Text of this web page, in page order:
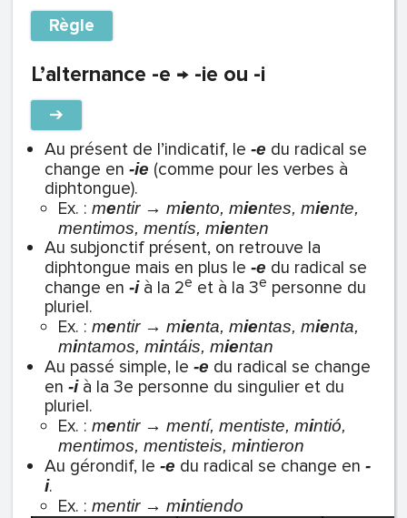
Règle
L’alternance -e → -ie ou -i
➔
Au présent de l’indicatif, le -e du radical se
change en -ie (comme pour les verbes à
diphtongue).
Ex. : mentir → miento, mientes, miente,
mentimos, mentís, mienten
Au subjonctif présent, on retrouve la
diphtongue mais en plus le -e du radical se
change en -ià la 2e et à la 3e personne du
pluriel.
Ex. : mentir → mienta, mientas, mienta,
mintamos, mintáis, mientan
Au passé simple, le -e du radical se change
en -ià la 3e personne du singulier et du
pluriel.
Ex. : mentir → mentí, mentiste, mintió,
mentimos, mentisteis, mintieron
Au gérondif, le -e du radical se change en -
i.
Ex. : mentir → mintiendo